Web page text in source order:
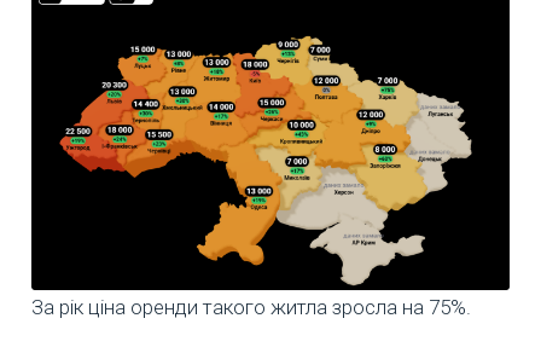
За рік ціна оренди такого житла зросла на 75%.